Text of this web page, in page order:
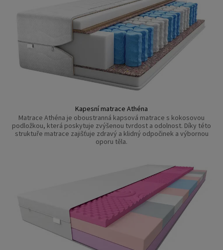
Kapesní matrace Athéna
Matrace Athéna je oboustranná kapsová matrace s kokosovou
podložkou, která poskytuje zvýšenou tvrdost a odolnost. Díky této
struktuře matrace zajišťuje zdravý a klidný odpočinek a výbornou
oporu těla.